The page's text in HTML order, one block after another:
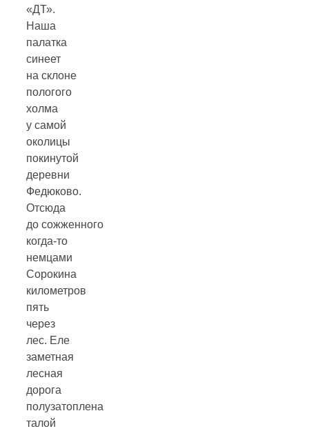
«ДТ».
Наша
палатка
синеет
на склоне
пологого
холма
у самой
околицы
покинутой
деревни
Федюково.
Отсюда
до сожженного
когда-то
немцами
Сорокина
километров
пять
через
лес. Еле
заметная
лесная
дорога
полузатоплена
талой